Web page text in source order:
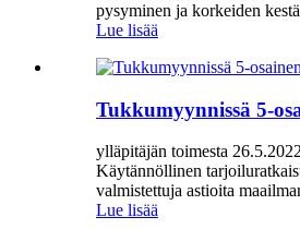
pysyminen ja korkeiden
Lue lisää
Tukkumyynnissä 5-
ylläpitäjän toimesta 26.5.2022
Käytännöllinen
valmistettuja astioita
Lue lisää